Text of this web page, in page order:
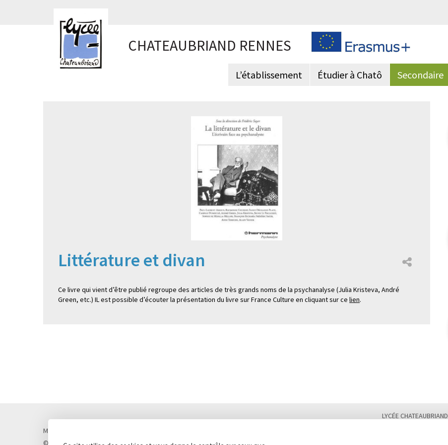
CHATEAUBRIAND RENNES
L’établissement Étudier à Chatô Secondaire
Littérature et divan
Ce livre qui vient d’être publié regroupe des articles de très grands noms de la psychanalyse (Julia Kristeva, André
Green, etc.) IL est possible d’écouter la présentation du livre sur France Culture en cliquant sur ce lien.
Mentions légales
© Lycée Chateaubriand 2026 - RéalisationConcept Image
LYCÉE CHATEAUBRIAND